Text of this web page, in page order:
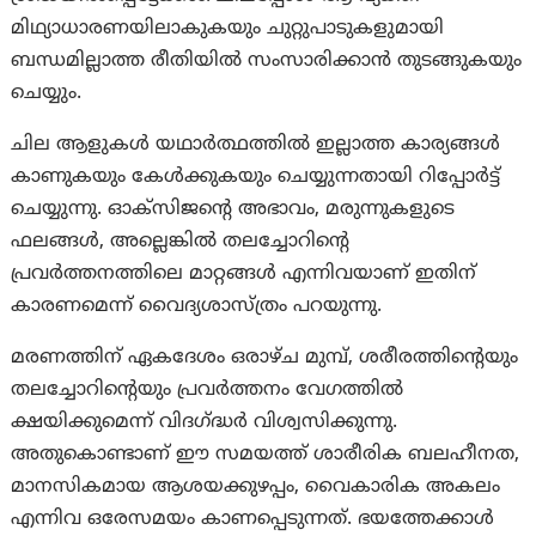
മിഥ്യാധാരണയിലാകുകയും ചുറ്റുപാടുകളുമായി
ബന്ധമില്ലാത്ത രീതിയില്‍ സംസാരിക്കാന്‍ തുടങ്ങുകയും
ചെയ്യും.
ചില ആളുകള്‍ യഥാര്‍ത്ഥത്തില്‍ ഇല്ലാത്ത കാര്യങ്ങള്‍
കാണുകയും കേള്‍ക്കുകയും ചെയ്യുന്നതായി റിപ്പോര്‍ട്ട്
ചെയ്യുന്നു. ഓക്‌സിജന്റെ അഭാവം, മരുന്നുകളുടെ
ഫലങ്ങള്‍, അല്ലെങ്കില്‍ തലച്ചോറിന്റെ
പ്രവര്‍ത്തനത്തിലെ മാറ്റങ്ങള്‍ എന്നിവയാണ് ഇതിന്
കാരണമെന്ന് വൈദ്യശാസ്ത്രം പറയുന്നു.
മരണത്തിന് ഏകദേശം ഒരാഴ്ച മുമ്പ്, ശരീരത്തിന്റെയും
തലച്ചോറിന്റെയും പ്രവര്‍ത്തനം വേഗത്തില്‍
ക്ഷയിക്കുമെന്ന് വിദഗ്ദ്ധര്‍ വിശ്വസിക്കുന്നു.
അതുകൊണ്ടാണ് ഈ സമയത്ത് ശാരീരിക ബലഹീനത,
മാനസികമായ ആശയക്കുഴപ്പം, വൈകാരിക അകലം
എന്നിവ ഒരേസമയം കാണപ്പെടുന്നത്. ഭയത്തേക്കാള്‍